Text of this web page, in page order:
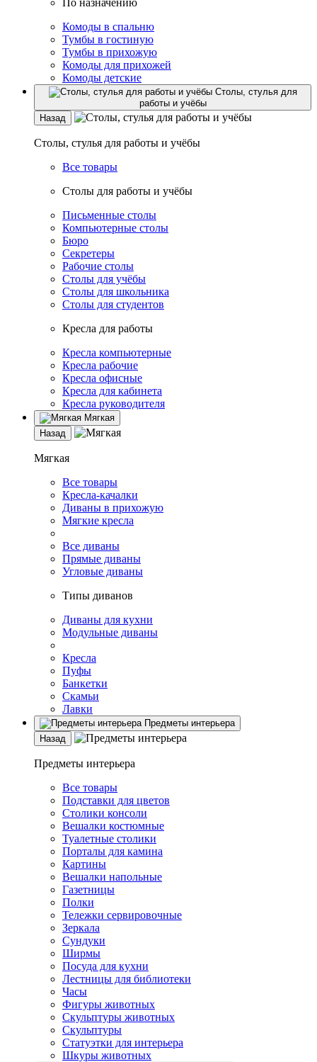
По назначению
Комоды в спальню
Тумбы в гостиную
Тумбы в прихожую
Комоды для прихожей
Комоды детские
Столы, стулья для
работы и учёбы
Назад
Столы, стулья для работы и учёбы
Все товары
Столы для работы и учёбы
Письменные столы
Компьютерные столы
Бюро
Секретеры
Рабочие столы
Столы для учёбы
Столы для школьника
Столы для студентов
Кресла для работы
Кресла компьютерные
Кресла рабочие
Кресла офисные
Кресла для кабинета
Кресла руководителя
Мягкая
Назад
Мягкая
Все товары
Кресла-качалки
Диваны в прихожую
Мягкие кресла
Все диваны
Прямые диваны
Угловые диваны
Типы диванов
Диваны для кухни
Модульные диваны
Кресла
Пуфы
Банкетки
Скамьи
Лавки
Предметы интерьера
Назад
Предметы интерьера
Все товары
Подставки для цветов
Столики консоли
Вешалки костюмные
Туалетные столики
Порталы для камина
Картины
Вешалки напольные
Газетницы
Полки
Тележки сервировочные
Зеркала
Сундуки
Ширмы
Посуда для кухни
Лестницы для библиотеки
Часы
Фигуры животных
Скульптуры животных
Скульптуры
Статуэтки для интерьера
Шкуры животных